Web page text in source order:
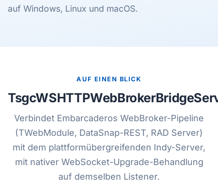
auf Windows, Linux und macOS.
AUF EINEN BLICK
Verbindet Embarcaderos WebBroker-Pipeline
(TWebModule, DataSnap-REST, RAD Server)
mit dem plattformübergreifenden Indy-Server,
mit nativer WebSocket-Upgrade-Behandlung
auf demselben Listener.